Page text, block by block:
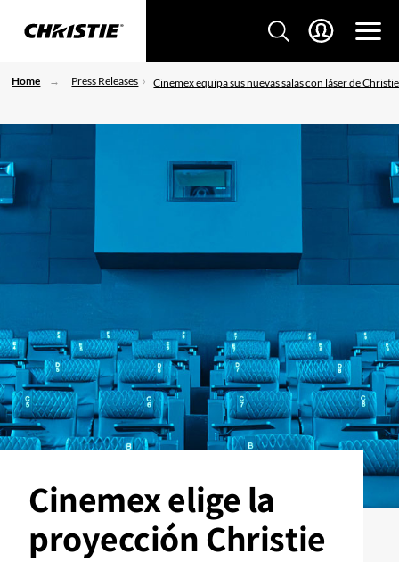
Home Press Releases Cinemex equipa sus nuevas salas con láser de Christie
Cinemex elige la
proyección Christie